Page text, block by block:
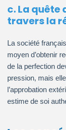
c. La quête
travers la
La société
moyen d’obtenir
de la perfection
pression, mais
l’approbation
estime de soi